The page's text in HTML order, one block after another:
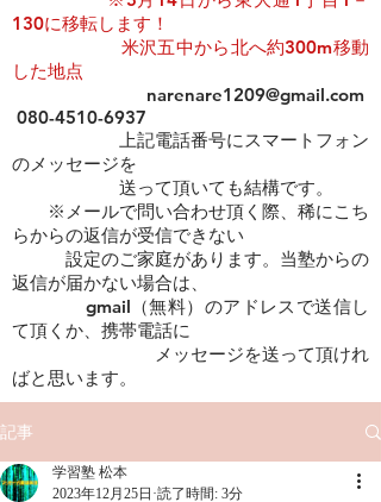
130に移転します！
米沢五中から北へ約300m移動
した地点
narenare1209@gmail.com
080-4510-6937
上記電話番号にスマートフォン
のメッセージを
​ 送って頂いても結構です。
※メールで問い合わせ頂く際、稀にこち
らからの返信が受信できない
設定のご家庭があります。当塾からの
返信が届かない場合は、
gmail（無料）のアドレスで送信し
て頂くか、携帯電話に
メッセージを送って頂けれ
ばと思います。
記事
学習塾 松本
2023年12月25日 読了時間: 3分